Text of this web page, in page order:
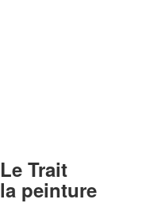
Trait
peinture